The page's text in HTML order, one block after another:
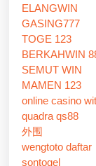
ELANGWIN
GASING777
TOGE 123
BERKAHWIN
SEMUT WIN
MAMEN 123
online casino
quadra qs88
外围
wengtoto daftar
sontogel